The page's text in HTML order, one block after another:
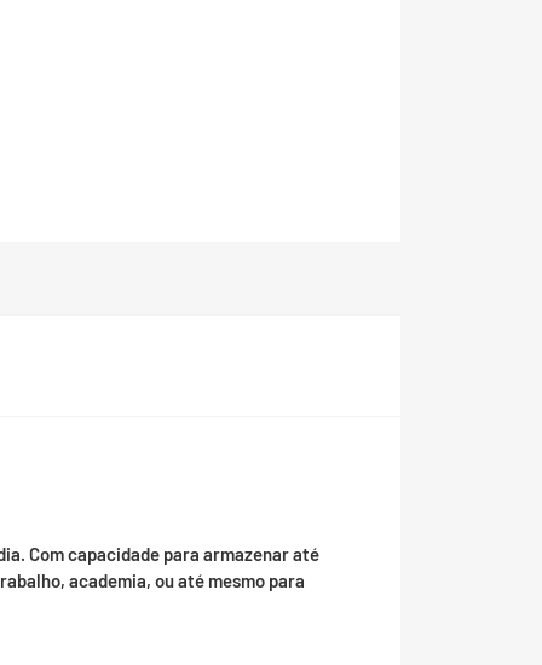
Com capacidade para armazenar até
academia, ou até mesmo para